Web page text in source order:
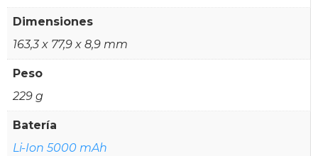
Dimensiones
163,3 x 77,9 x 8,9 mm
Peso
229 g
Batería
Li-Ion 5000 mAh